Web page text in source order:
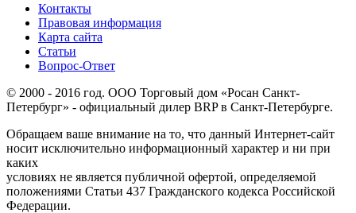
Контакты
Правовая информация
Карта сайта
Статьи
Вопрос-Ответ
© 2000 - 2016 год. ООО Торговый дом «Росан Санкт-
Петербург» - официальный дилер BRP в Санкт-Петербурге.
Обращаем ваше внимание на то, что данный Интернет-сайт
носит исключительно информационный характер и ни при
каких
условиях не является публичной офертой, определяемой
положениями Статьи 437 Гражданского кодекса Российской
Федерации.